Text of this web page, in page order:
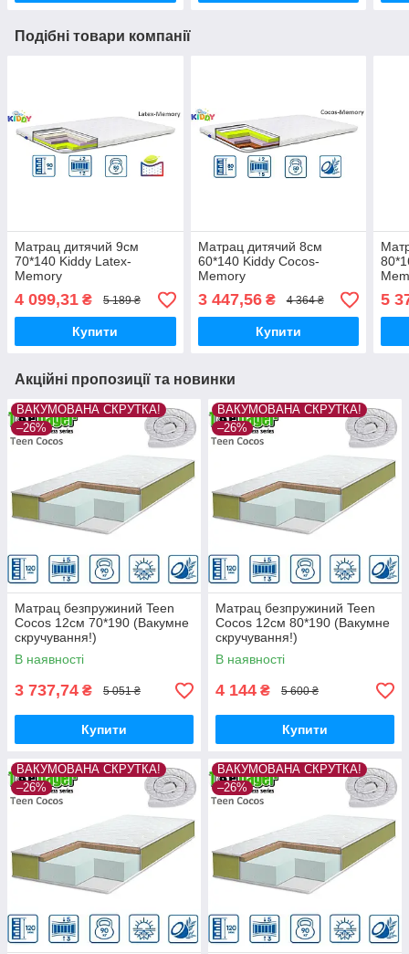
Подібні товари компанії
Матрац дитячий 9см
70*140 Kiddy Latex-
Memory
4 099,31 ₴ 5 189 ₴
Купити
Матрац дитячий 8см
60*140 Kiddy Cocos-
Memory
3 447,56₴ 4 364 ₴
Купити
5
Акційні пропозиції та новинки
ВАКУМОВАНА СКРУТКА!
–26%
Матрац безпружиний Teen
Cocos 12см 70*190 (Вакумне
скручування!)
В наявності
3 737,74 ₴ 5 051 ₴
Купити
ВАКУМОВАНА СКРУТКА!
–26%
Матрац безпружиний Teen
Cocos 12см 80*190 (Вакумне
скручування!)
В наявності
4 144 ₴ 5 600 ₴
Купити
ВАКУМОВАНА СКРУТКА!
–26%
ВАКУМОВАНА СКРУТКА!
–26%